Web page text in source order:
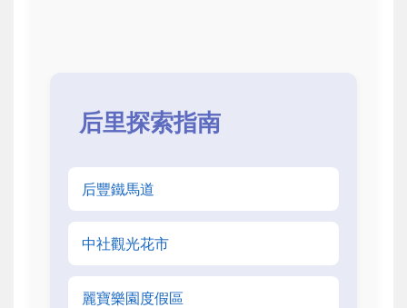
后里探索指南
后豐鐵馬道
中社觀光花市
麗寶樂園度假區